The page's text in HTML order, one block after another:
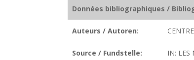
Données bibliographiques /
Auteurs / Autoren:
Source / Fundstelle: IN: LES